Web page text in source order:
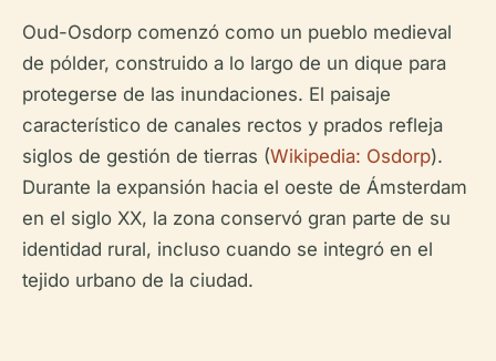
Oud-Osdorp comenzó como un pueblo medieval
de pólder, construido a lo largo de un dique para
protegerse de las inundaciones. El paisaje
característico de canales rectos y prados refleja
siglos de gestión de tierras (Wikipedia: Osdorp).
Durante la expansión hacia el oeste de Ámsterdam
en el siglo XX, la zona conservó gran parte de su
identidad rural, incluso cuando se integró en el
tejido urbano de la ciudad.